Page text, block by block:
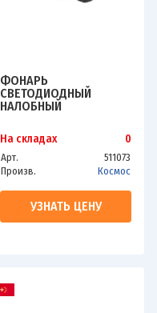
ФОНАРЬ
СВЕТОДИОДНЫЙ
НАЛОБНЫЙ
КОСМОС KOC-H101-COB
На складах 0
Арт.
511073
Произв.
Космос
УЗНАТЬ ЦЕНУ